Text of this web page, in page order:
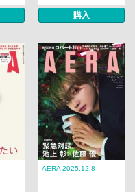
購入
AERA 2025.12.8